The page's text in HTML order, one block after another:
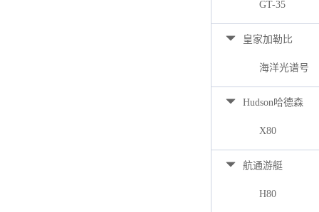
GT-35
皇家加勒比
海洋光谱号
Hudson哈德森
X80
航通游艇
H80